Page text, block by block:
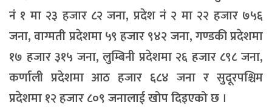
नं १ मा २३ हजार ८२ जना, प्रदेश नं २ मा २२ हजार ७५६
जना, वाग्मती प्रदेशमा ५९ हजार ९४२ जना, गण्डकी प्रदेशमा
१७ हजार ३१५ जना, लुम्बिनी प्रदेशमा २६ हजार ८९८ जना,
कर्णाली प्रदेशमा आठ हजार ६८४ जना र सुदूरपश्चिम
प्रदेशमा १२ हजार ८०९ जनालाई खोप दिइएको छ ।